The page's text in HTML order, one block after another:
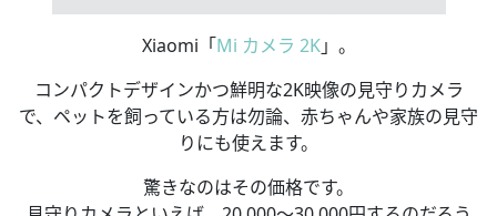
Xiaomi「Mi カメラ 2K」。
コンパクトデザインかつ鮮明な2K映像の見守りカメラ
で、ペットを飼っている方は勿論、赤ちゃんや家族の見守
りにも使えます。
驚きなのはその価格です。